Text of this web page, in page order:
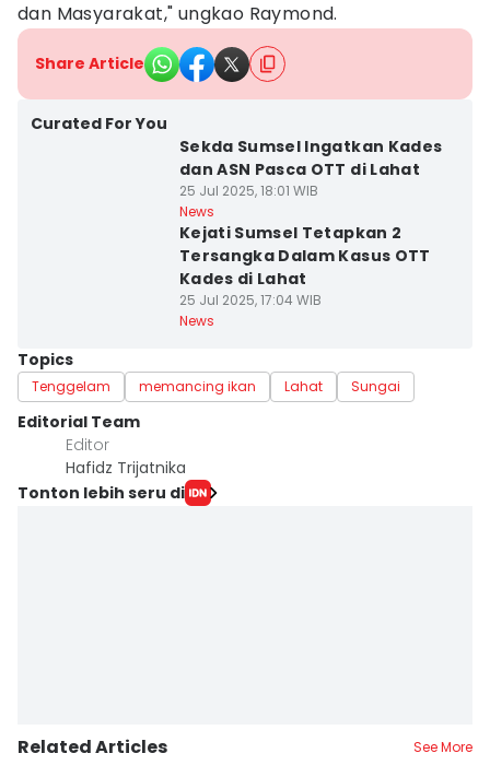
dan Masyarakat," ungkao Raymond.
Share Article
Curated For You
Sekda Sumsel Ingatkan Kades
dan ASN Pasca OTT di Lahat
25 Jul 2025, 18:01 WIB
News
Kejati Sumsel Tetapkan 2
Tersangka Dalam Kasus OTT
Kades di Lahat
25 Jul 2025, 17:04 WIB
News
Topics
Tenggelam memancing ikan Lahat Sungai
Editorial Team
Editor
Hafidz Trijatnika
Tonton lebih seru di
Related Articles See More